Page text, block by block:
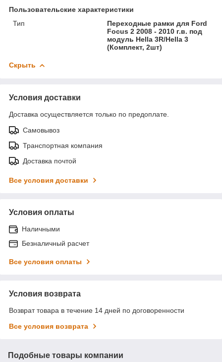
Пользовательские характеристики
Тип
Переходные рамки для Ford
Focus 2 2008 - 2010 г.в. под
модуль Hella 3R/Hella 3
(Комплект, 2шт)
Скрыть
Условия доставки
Доставка осуществляется только по предоплате.
Самовывоз
Транспортная компания
Доставка почтой
Все условия доставки
Условия оплаты
Наличными
Безналичный расчет
Все условия оплаты
Условия возврата
Возврат товара в течение 14 дней по договоренности
Все условия возврата
Подобные товары компании